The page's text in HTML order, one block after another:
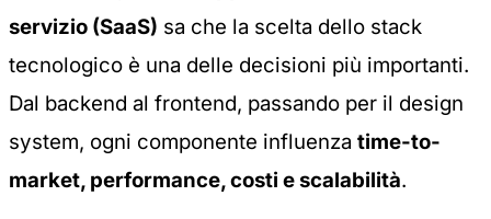
servizio (SaaS) sa che la scelta dello stack
tecnologico è una delle decisioni più importanti.
Dal backend al frontend, passando per il design
system, ogni componente influenza time-to-
market, performance, costi e scalabilità.